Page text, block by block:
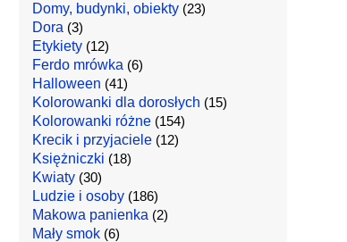
Domy, budynki, obiekty(23)
Dora (3)
Etykiety(12)
Ferdo mrówka (6)
Halloween (41)
Kolorowanki dla dorosłych (15)
Kolorowanki różne(154)
Krecik i przyjaciele(12)
Księżniczki (18)
Kwiaty(30)
Ludzie i osoby(186)
Makowa panienka (2)
Mały smok(6)